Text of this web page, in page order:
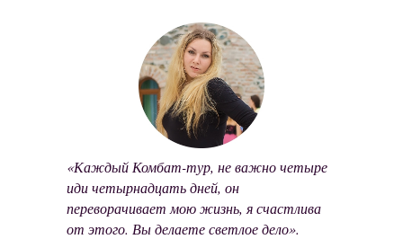
«Каждый Комбат-тур, не важно четыре
иди четырнадцать дней, он
переворачивает мою жизнь, я счастлива
от этого. Вы делаете светлое дело».